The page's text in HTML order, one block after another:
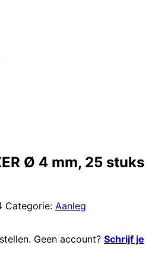
Ø 4 mm, 25 stuks
Categorie: Aanleg
Geen account? Schrijf je